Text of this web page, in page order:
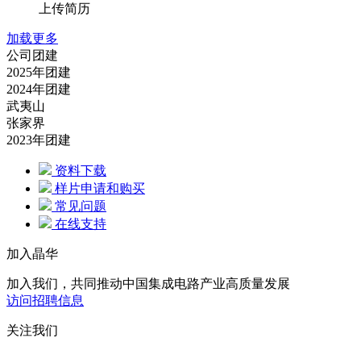
上传简历
加载更多
公司团建
2025年团建
2024年团建
武夷山
张家界
2023年团建
资料下载
样片申请和购买
常见问题
在线支持
加入晶华
加入我们，共同推动中国集成电路产业高质量发展
访问招聘信息
关注我们